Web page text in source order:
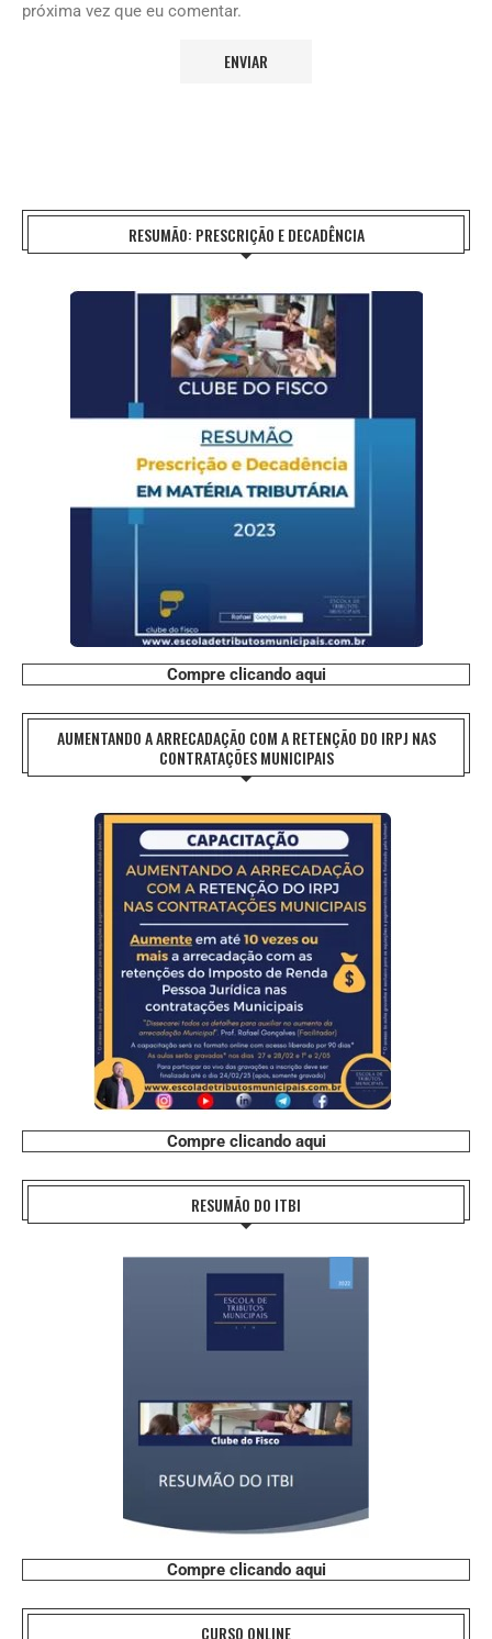
próxima vez que eu comentar.
RESUMÃO: PRESCRIÇÃO E DECADÊNCIA
Compre clicando aqui
AUMENTANDO A ARRECADAÇÃO COM A RETENÇÃO DO IRPJ NAS
CONTRATAÇÕES MUNICIPAIS
Compre clicando aqui
RESUMÃO DO ITBI
Compre clicando aqui
CURSO ONLINE